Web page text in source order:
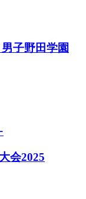
子野田学園
会2025